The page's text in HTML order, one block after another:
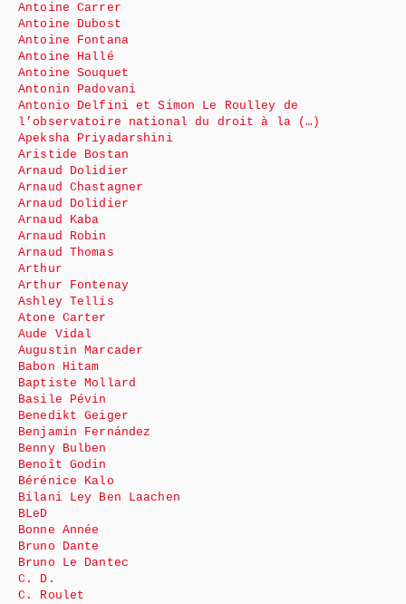
Antoine Carrer
Antoine Dubost
Antoine Fontana
Antoine Hallé
Antoine Souquet
Antonin Padovani
Antonio Delfini et Simon Le Roulley de
l’observatoire national du droit à la (…)
Apeksha Priyadarshini
Aristide Bostan
Arnaud Dolidier
Arnaud Chastagner
Arnaud Dolidier
Arnaud Kaba
Arnaud Robin
Arnaud Thomas
Arthur
Arthur Fontenay
Ashley Tellis
Atone Carter
Aude Vidal
Augustin Marcader
Babon Hitam
Baptiste Mollard
Basile Pévin
Benedikt Geiger
Benjamin Fernández
Benny Bulben
Benoît Godin
Bérénice Kalo
Bilani Ley Ben Laachen
BLeD
Bonne Année
Bruno Dante
Bruno Le Dantec
C. D.
C. Roulet